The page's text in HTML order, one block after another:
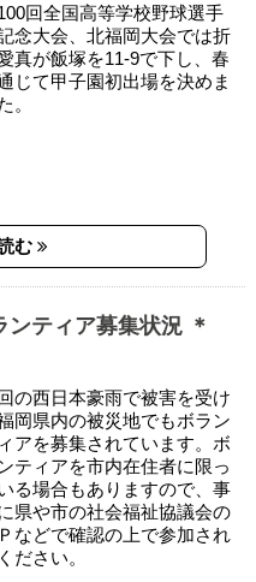
回全国高等学校野球選手
念大会、北福岡大会では折
真が飯塚を11-9で下し、春
じて甲子園初出場を決めま
。
む
ティア募集状況 ＊
の西日本豪雨で被害を受け
岡県内の被災地でもボラン
アを募集されています。ボ
ティアを市内在住者に限っ
る場合もありますので、事
県や市の社会福祉協議会の
などで確認の上で参加され
ださい。